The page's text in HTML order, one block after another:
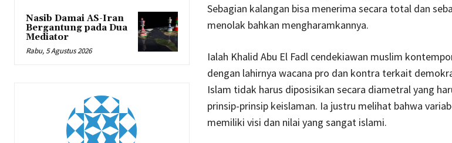
Nasib Damai AS-Iran
Bergantung pada Dua
Mediator
Rabu, 5 Agustus 2026
Sebagian kalangan bisa menerima secara total dan
menolak bahkan mengharamkannya.
Ialah Khalid Abu El Fadl cendekiawan muslim
dengan lahirnya wacana pro dan kontra terkait
Islam tidak harus diposisikan secara diametral yang
prinsip-prinsip keislaman. Ia justru melihat bahwa
memiliki visi dan nilai yang sangat islami.